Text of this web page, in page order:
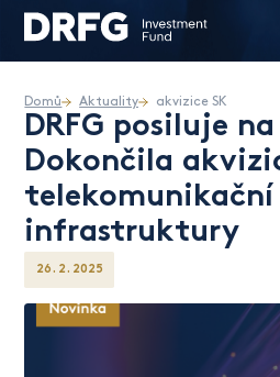
Domů Aktuality akvizice SK
DRFG posiluje
Dokončila
telekomunikační
infrastruktury
26. 2. 2025